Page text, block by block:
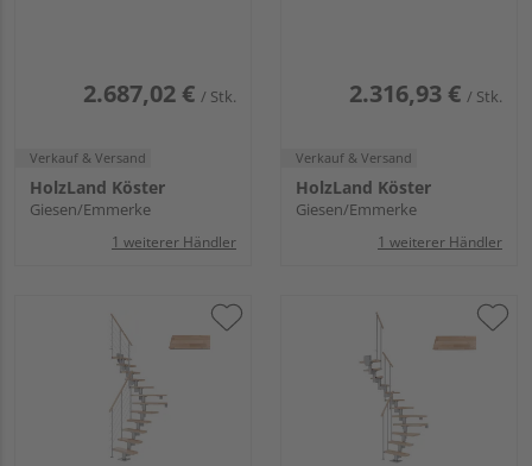
Metallkomp anthrazit
2.687,02 € / Stk.
Verkauf & Versand
HolzLand Köster
Giesen/Emmerke
1 weiterer Händler
Metallkomp perlgrau
2.316,93 € / Stk.
Verkauf & Versand
HolzLand Köster
Giesen/Emmerke
1 weiterer Händler